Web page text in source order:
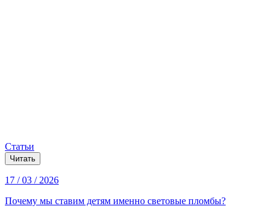
Статьи
Читать
17 / 03 / 2026
Почему мы ставим детям именно световые пломбы?